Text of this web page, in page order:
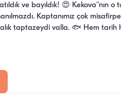
ve bayıldık! 😍 Kekova''nın o
Kaptanımız çok
taptazeydi valla. 🐟 Hem tarih